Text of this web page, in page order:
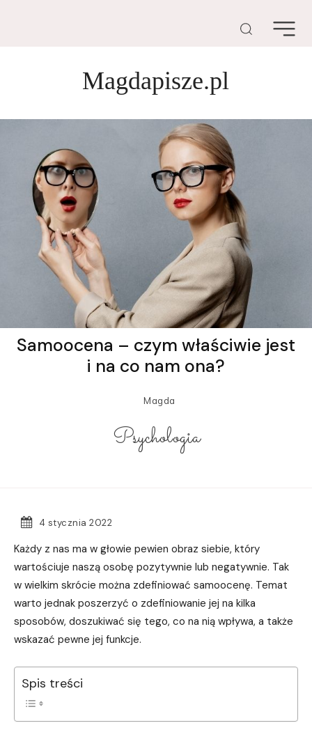
Magdapisze.pl
Samoocena – czym właściwie jest
i na co nam ona?
Magda
Psychologia
4 stycznia 2022
Każdy z nas ma w głowie pewien obraz siebie, który
wartościuje naszą osobę pozytywnie lub negatywnie. Tak
w wielkim skrócie można zdefiniować samoocenę. Temat
warto jednak poszerzyć o zdefiniowanie jej na kilka
sposobów, doszukiwać się tego, co na nią wpływa, a także
wskazać pewne jej funkcje.
Spis treści